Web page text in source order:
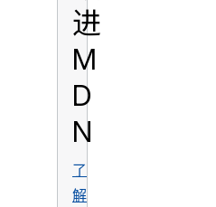
进
M
D
N
了
解